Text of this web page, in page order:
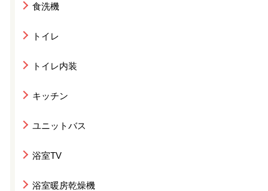
食洗機
トイレ
トイレ内装
キッチン
ユニットバス
浴室TV
浴室暖房乾燥機